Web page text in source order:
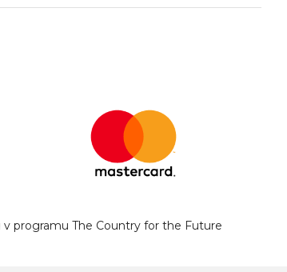
programu The Country for the Future